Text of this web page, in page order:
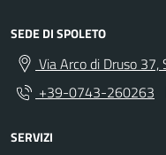
SEDE DI SPOLETO
Via Arco di Druso
+39-0743-260263
SERVIZI